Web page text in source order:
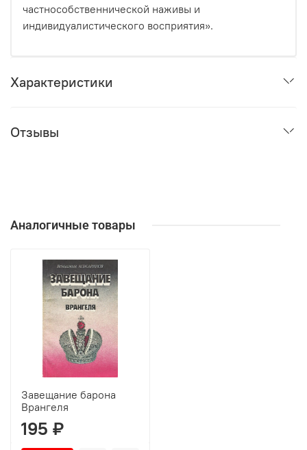
частнособственнической наживы и
индивидуалистического восприятия».
Характеристики
Отзывы
Аналогичные товары
Завещание барона
Врангеля
195 ₽